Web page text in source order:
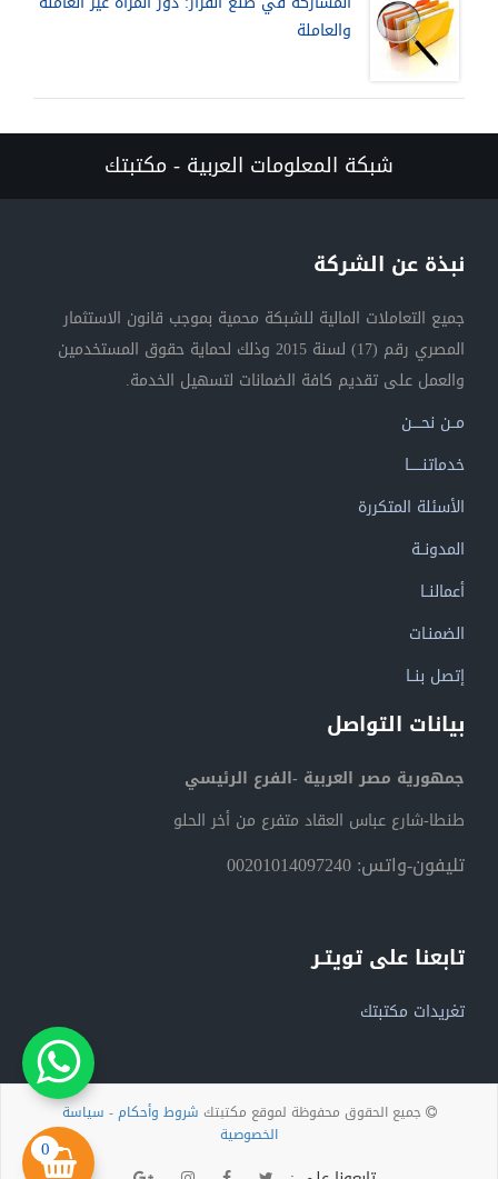
والعاملة
0
شبكة المعلومات العربية - مكتبتك
نبذة عن الشركة
جميع التعاملات المالية للشبكة محمية بموجب قانون الاستثمار
المصري رقم (17) لسنة 2015 وذلك لحماية حقوق المستخدمين
والعمل على تقديم كافة الضمانات لتسهيل الخدمة.
مــن نحــــن
خدماتنــــــا
الأسئلة المتكررة
المدونــة
أعمالنــا
الضمنـات
إتصل بنــا
بيانات التواصل
جمهورية مصر العربية -الفرع الرئيسي
طنطا-شارع عباس العقاد متفرع من أخر الحلو
تليفون-واتس: 00201014097240
تابعنا على تويتـر
تغريدات مكتبتك
جميع الحقوق محفوظة لموقع مكتبتك شروط وأحكام- سياسة
الخصوصية